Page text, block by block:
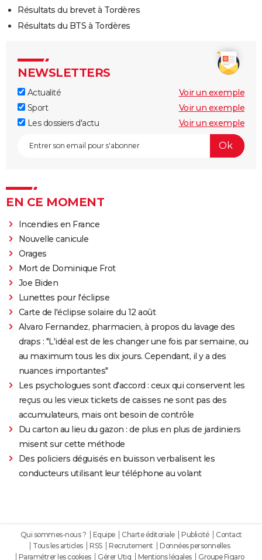
Résultats du brevet à Tordères
Résultats du BTS à Tordères
NEWSLETTERS
Actualité
Voir un exemple
Sport
Voir un exemple
Les dossiers d'actu
Voir un exemple
EN CE MOMENT
Incendies en France
Nouvelle canicule
Orages
Mort de Dominique Frot
Joe Biden
Lunettes pour l'éclipse
Carte de l'éclipse solaire du 12 août
Alvaro Fernandez, pharmacien, à propos du lavage des
draps : "L'idéal est de les changer une fois par semaine, ou
au maximum tous les dix jours. Cependant, il y a des
nuances importantes"
Les psychologues sont d'accord : ceux qui conservent les
reçus ou les vieux tickets de caisses ne sont pas des
accumulateurs, mais ont besoin de contrôle
Du carton au lieu du gazon : de plus en plus de jardiniers
misent sur cette méthode
Des policiers déguisés en buisson verbalisent les
conducteurs utilisant leur téléphone au volant
Qui sommes-nous ? Equipe Charte éditoriale Publicité
Contact
Tous les articles
RSS Recrutement
Données personnelles
Paramétrer les cookies
Gérer Utiq Mentions légales Groupe Figaro